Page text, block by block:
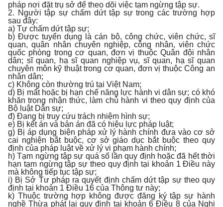
pháp nơi đặt trụ sở để theo dõi việc tạm ngừng tập sự.
2. Người tập sự chấm dứt tập sự trong các trường hợp
sau đây:
a) Tự chấm dứt tập sự;
b) Được tuyển dụng là cán bộ, công chức, viên chức, sĩ
quan, quân nhân chuyên nghiệp, công nhân, viên chức
quốc phòng trong cơ quan, đơn vị thuộc Quân đội nhân
dân; sĩ quan, hạ sĩ quan nghiệp vụ, sĩ quan, hạ sĩ quan
chuyên môn kỹ thuật trong cơ quan, đơn vị thuộc Công an
nhân dân;
c) Không còn thường trú tại Việt Nam;
d) Bị mất hoặc bị hạn chế năng lực hành vi dân sự; có khó
khăn trong nhận thức, làm chủ hành vi theo quy định của
Bộ luật Dân sự;
đ) Đang bị truy cứu trách nhiệm hình sự;
e) Bị kết án và bản án đã có hiệu lực pháp luật;
g) Bị áp dụng biện pháp xử lý hành chính đưa vào cơ sở
cai nghiện bắt buộc, cơ sở giáo dục bắt buộc theo quy
định của pháp luật về xử lý vi phạm hành chính;
h) Tạm ngừng tập sự quá số lần quy định hoặc đã hết thời
hạn tạm ngừng tập sự theo quy định tại khoản 1 Điều này
mà không tiếp tục tập sự;
i) Bị Sở Tư pháp ra quyết định chấm dứt tập sự theo quy
định tại khoản 1 Điều 16 của Thông tư này;
k) Thuộc trường hợp không được đăng ký tập sự hành
nghề Thừa phát lại quy định tại khoản 6 Điều 8 của Nghị